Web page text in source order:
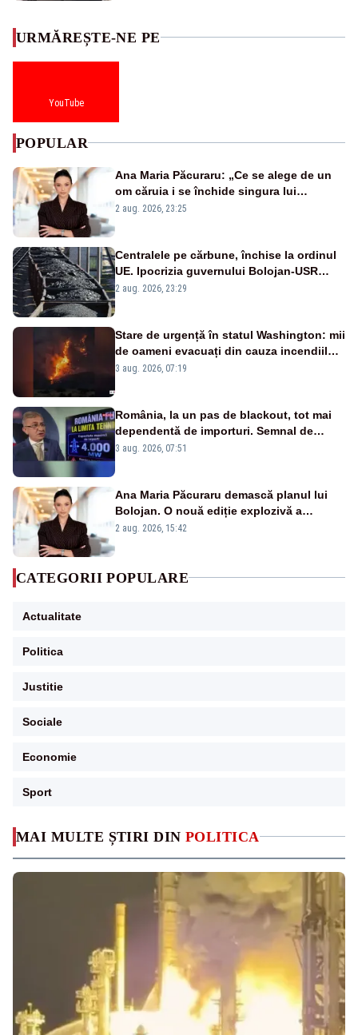
MAI MULTE ȘTIRI DIN POLITICA
URMĂREȘTE-NE PE
YouTube
POPULAR
Ana Maria Păcuraru: „Ce se alege de un
om căruia i se închide singura lui
portiță?”
2 aug. 2026, 23:25
Centralele pe cărbune, închise la ordinul
UE. Ipocrizia guvernului Bolojan-USR
după starea de alertă
2 aug. 2026, 23:29
Stare de urgență în statul Washington: mii
de oameni evacuați din cauza incendiilor
puternice de vegetație
3 aug. 2026, 07:19
România, la un pas de blackout, tot mai
dependentă de importuri. Semnal de
alarmă tras de un expert în energie
3 aug. 2026, 07:51
Ana Maria Păcuraru demască planul lui
Bolojan. O nouă ediție explozivă a
emisiunii „Miza Zilei” la Realitatea PLUS
2 aug. 2026, 15:42
CATEGORII POPULARE
Actualitate
Politica
Justitie
Sociale
Economie
Sport